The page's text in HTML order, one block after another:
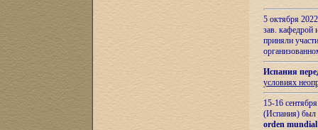
5 октября
зав.
приняли
Испания
условиях
15-16
(Испания) был
orden